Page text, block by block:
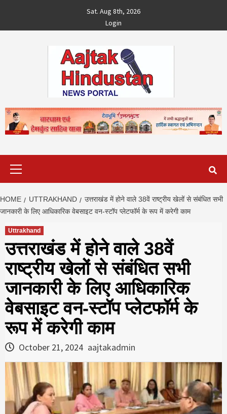
content
Sat. Aug 8th, 2026
Login
HOME UTTRAKHAND
उत्तराखंड में होने वाले 38वें राष्ट्रीय खेलों से संबंधित सभी
जानकारी के लिए आधिकारिक वेबसाइट वन-स्टॉप प्लेटफॉर्म के रूप में करेगी काम
Uttrakhand
उत्तराखंड में होने वाले 38वें
राष्ट्रीय खेलों से संबंधित सभी
जानकारी के लिए आधिकारिक
वेबसाइट वन-स्टॉप प्लेटफॉर्म के
रूप में करेगी काम
October 21, 2024 aajtakadmin